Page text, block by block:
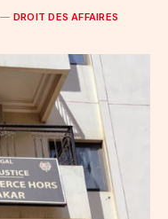
DROIT DES AFFAIRES